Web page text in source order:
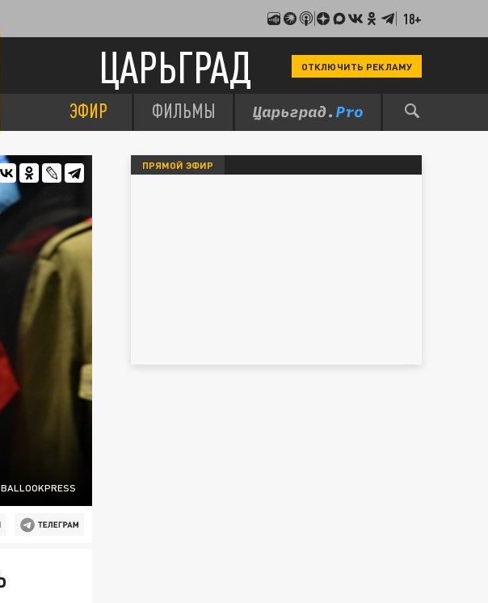
18+
ЦАРЬГРАД ОТКЛЮЧИТЬ РЕКЛАМУ
ЭФИР ФИЛЬМЫ
ПРЯМОЙ ЭФИР